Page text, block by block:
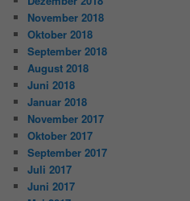
November 2018
Oktober 2018
September 2018
August 2018
Juni 2018
Januar 2018
November 2017
Oktober 2017
September 2017
Juli 2017
Juni 2017